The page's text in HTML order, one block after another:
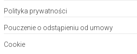
Polityka prywatności
Pouczenie o odstąpieniu od umowy
Cookie